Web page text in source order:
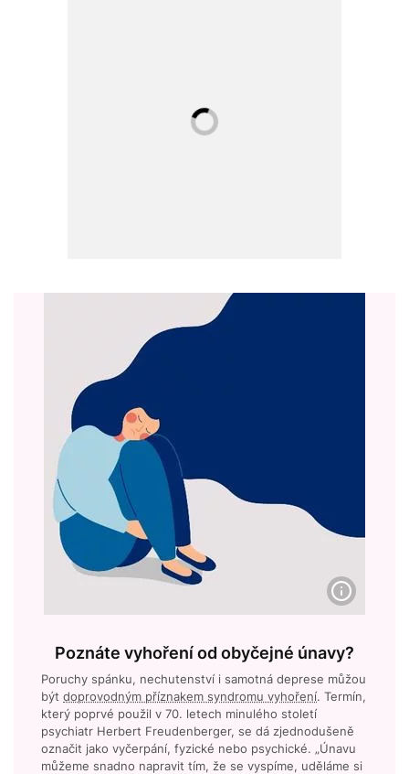
Poznáte vyhoření od obyčejné únavy?
Poruchy spánku, nechutenství i samotná deprese můžou
být doprovodným příznakem syndromu vyhoření. Termín,
který poprvé použil v 70. letech minulého století
psychiatr Herbert Freudenberger, se dá zjednodušeně
označit jako vyčerpání, fyzické nebo psychické. „Únavu
můžeme snadno napravit tím, že se vyspíme, uděláme si